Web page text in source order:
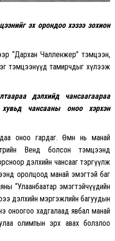
эх орондоо хэзээ зохион
“Дархан Чалленжер” тэмцээн,
тэмцээнүүд тамирчдыг хүлээж
дэлхийд чансаагаараа
чансааны оноо хэрхэн
оноо гардаг. Өмнө нь манай
Венд болсон тэмцээнд
дэлхийн чансааг тэргүүлж
оролцоод манай эмэгтэй баг
“Улаанбаатар эмэгтэйчүүдийн
дэлхийн мэргэжлийн багуудын
оноогоо хадгалаад явбал манай
олимпын эрх авах болзлоо